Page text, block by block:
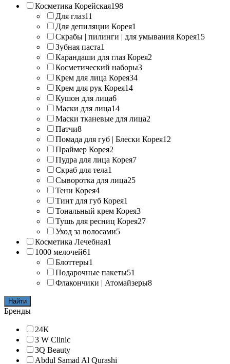
Косметика Корейская198
Для глаз11
Для депиляции Корея1
Скрабы | пилинги | для умывания Корея15
Зубная паста1
Карандаши для глаз Корея2
Косметический наборы3
Крем для лица Корея34
Крем для рук Корея14
Кушон для лица6
Маски для лица14
Маски тканевые для лица2
Патчи8
Помада для губ | Блески Корея12
Праймер Корея2
Пудра для лица Корея7
Скраб для тела1
Сыворотка для лица25
Тени Корея4
Тинт для губ Корея1
Тональный крем Корея3
Тушь для ресниц Корея27
Уход за волосами5
Косметика Лечебная1
1000 мелочей61
Блоттеры1
Подарочные пакеты51
Флакончики | Атомайзеры8
Найти
Бренды
24K
3 W Clinic
3Q Beauty
Abdul Samad Al Qurashi